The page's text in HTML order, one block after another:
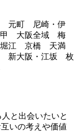
元町 尼崎・伊
大阪全域 梅
堀江 京橋 天満
新大阪・江坂 枚
と出会いたいと
いの考えや価値